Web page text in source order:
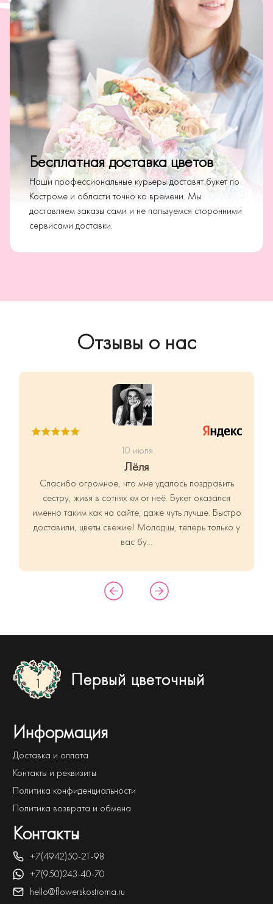
Бесплатная доставка цветов
Наши профессиональные курьеры доставят букет по
Костроме и области точно ко времени. Мы
доставляем заказы сами и не пользуемся сторонними
сервисами доставки.
Отзывы о нас
10 июля
Лёля
Спасибо огромное, что мне удалось поздравить
сестру, живя в сотнях км от неё. Букет оказался
именно таким как на сайте, даже чуть лучше. Быстро
доставили, цветы свежие! Молодцы, теперь только у
вас бу...
Первый цветочный
Информация
Доставка и оплата
Контакты и реквизиты
Политика конфиденциальности
Политика возврата и обмена
Контакты
+7(4942)50-21-98
+7(950)243-40-70
hello@flowerskostroma.ru